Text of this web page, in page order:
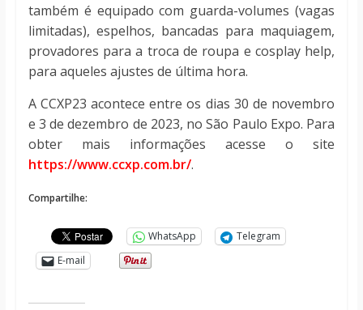
também é equipado com guarda-volumes (vagas
limitadas), espelhos, bancadas para maquiagem,
provadores para a troca de roupa e cosplay help,
para aqueles ajustes de última hora.
A CCXP23 acontece entre os dias 30 de novembro
e 3 de dezembro de 2023, no São Paulo Expo. Para
obter mais informações acesse o site
https://www.ccxp.com.br/.
Compartilhe:
WhatsApp
Telegram
E-mail